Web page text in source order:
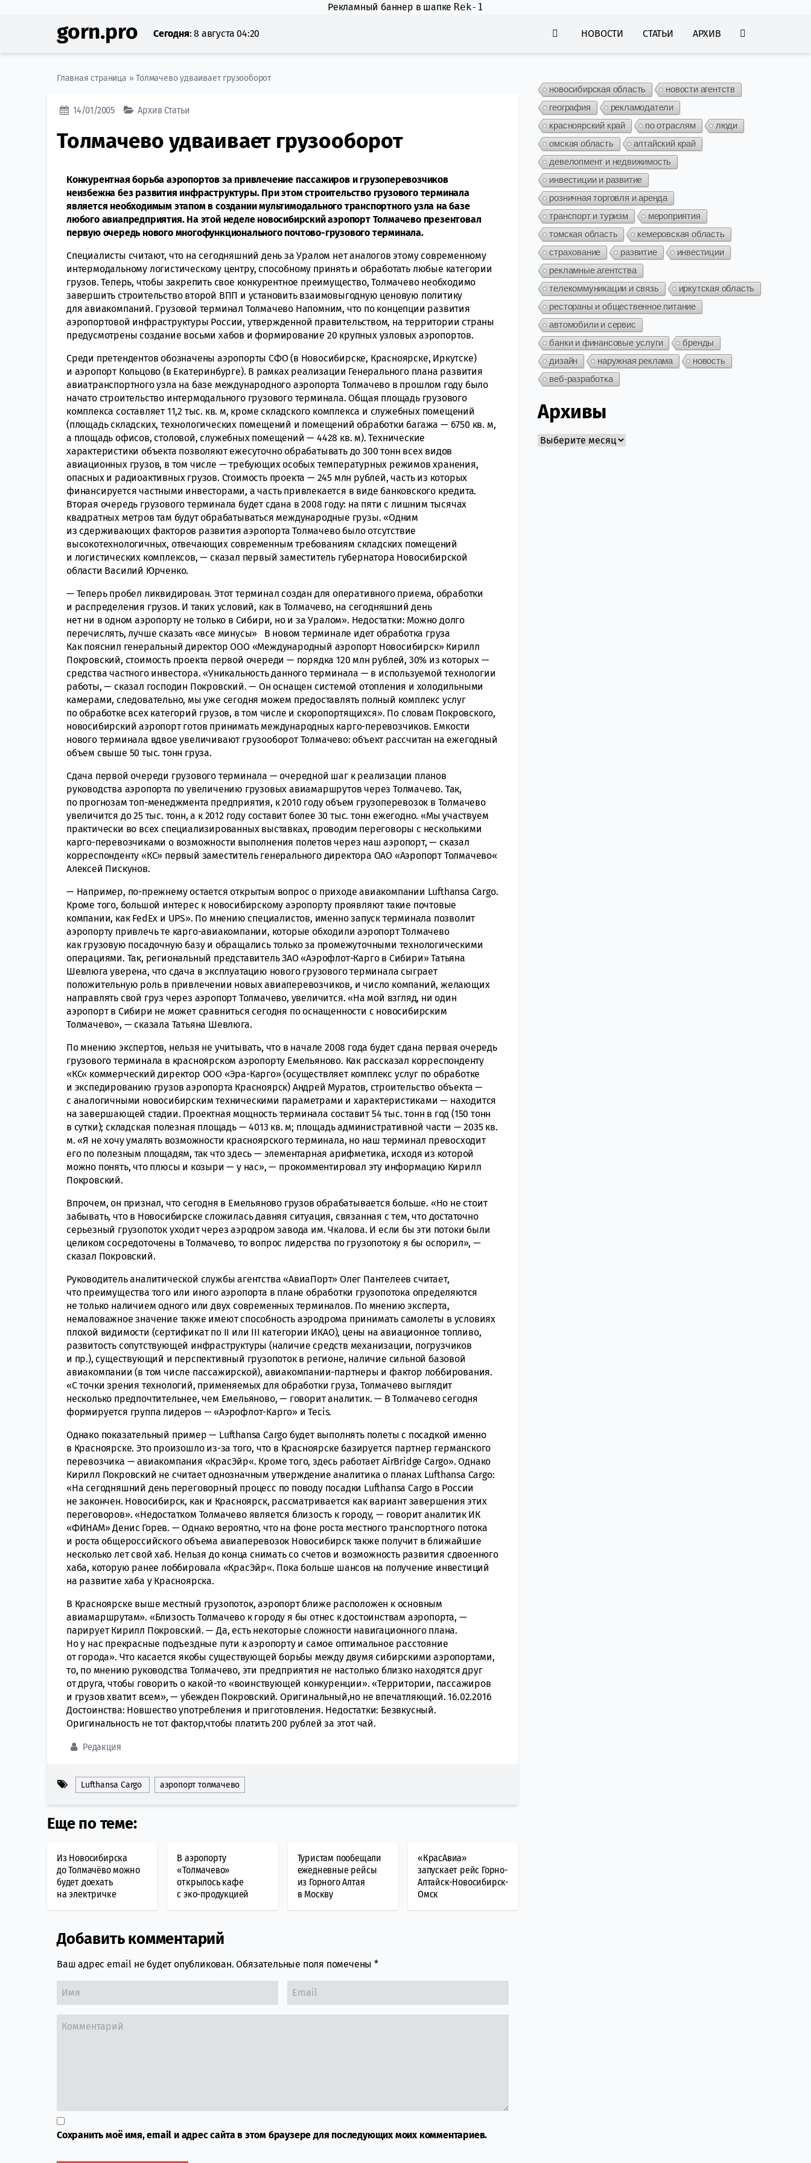
Рекламный баннер в шапке Rek-1
gorn.pro Сегодня: 8 августа 04:20 НОВОСТИ СТАТЬИ АРХИВ
Главная страница »Толмачево удваивает грузооборот
14/01/2005 Архив Статьи
Толмачево удваивает грузооборот
Конкурентная борьба аэропортов за привлечение пассажиров и грузоперевозчиков
неизбежна без развития инфраструктуры. При этом строительство грузового терминала
является необходимым этапом в создании мультимодального транспортного узла на базе
любого авиапредприятия. На этой неделе новосибирский аэропорт Толмачево презентовал
первую очередь нового многофункционального почтово-грузового терминала.
Специалисты считают, что на сегодняшний день за Уралом нет аналогов этому современному
интермодальному логистическому центру, способному принять и обработать любые категории
грузов. Теперь, чтобы закрепить свое конкурентное преимущество, Толмачево необходимо
завершить строительство второй ВПП и установить взаимовыгодную ценовую политику
для авиакомпаний. Грузовой терминал Толмачево Напомним, что по концепции развития
аэропортовой инфраструктуры России, утвержденной правительством, на территории страны
предусмотрены создание восьми хабов и формирование 20 крупных узловых аэропортов.
Среди претендентов обозначены аэропорты СФО (в Новосибирске, Красноярске, Иркутске)
и аэропорт Кольцово (в Екатеринбурге). В рамках реализации Генерального плана развития
авиатранспортного узла на базе международного аэропорта Толмачево в прошлом году было
начато строительство интермодального грузового терминала. Общая площадь грузового
комплекса составляет 11,2 тыс. кв. м, кроме складского комплекса и служебных помещений
(площадь складских, технологических помещений и помещений обработки багажа — 6750 кв. м,
а площадь офисов, столовой, служебных помещений — 4428 кв. м). Технические
характеристики объекта позволяют ежесуточно обрабатывать до 300 тонн всех видов
авиационных грузов, в том числе — требующих особых температурных режимов хранения,
опасных и радиоактивных грузов. Стоимость проекта — 245 млн рублей, часть из которых
финансируется частными инвесторами, а часть привлекается в виде банковского кредита.
Вторая очередь грузового терминала будет сдана в 2008 году: на пяти с лишним тысячах
квадратных метров там будут обрабатываться международные грузы. «Одним
из сдерживающих факторов развития аэропорта Толмачево было отсутствие
высокотехнологичных, отвечающих современным требованиям складских помещений
и логистических комплексов, — сказал первый заместитель губернатора Новосибирской
области Василий Юрченко.
— Теперь пробел ликвидирован. Этот терминал создан для оперативного приема, обработки
и распределения грузов. И таких условий, как в Толмачево, на сегодняшний день
нет ни в одном аэропорту не только в Сибири, но и за Уралом». Недостатки: Можно долго
перечислять, лучше сказать «все минусы» В новом терминале идет обработка груза
Как пояснил генеральный директор ООО «Международный аэропорт Новосибирск» Кирилл
Покровский, стоимость проекта первой очереди — порядка 120 млн рублей, 30% из которых —
средства частного инвестора. «Уникальность данного терминала — в используемой технологии
работы, — сказал господин Покровский. — Он оснащен системой отопления и холодильными
камерами, следовательно, мы уже сегодня можем предоставлять полный комплекс услуг
по обработке всех категорий грузов, в том числе и скоропортящихся». По словам Покровского,
новосибирский аэропорт готов принимать международных карго-перевозчиков. Емкости
нового терминала вдвое увеличивают грузооборот Толмачево: объект рассчитан на ежегодный
объем свыше 50 тыс. тонн груза.
Сдача первой очереди грузового терминала — очередной шаг к реализации планов
руководства аэропорта по увеличению грузовых авиамаршрутов через Толмачево. Так,
по прогнозам топ-менеджмента предприятия, к 2010 году объем грузоперевозок в Толмачево
увеличится до 25 тыс. тонн, а к 2012 году составит более 30 тыс. тонн ежегодно. «Мы участвуем
практически во всех специализированных выставках, проводим переговоры с несколькими
карго-перевозчиками о возможности выполнения полетов через наш аэропорт, — сказал
корреспонденту «КС» первый заместитель генерального директора ОАО «Аэропорт Толмачево«
Алексей Пискунов.
— Например, по-прежнему остается открытым вопрос о приходе авиакомпании Lufthansa Cargо.
Кроме того, большой интерес к новосибирскому аэропорту проявляют такие почтовые
компании, как FedEx и UPS». По мнению специалистов, именно запуск терминала позволит
аэропорту привлечь те карго-авиакомпании, которые обходили аэропорт Толмачево
как грузовую посадочную базу и обращались только за промежуточными технологическими
операциями. Так, региональный представитель ЗАО «Аэрофлот-Карго в Сибири» Татьяна
Шевлюга уверена, что сдача в эксплуатацию нового грузового терминала сыграет
положительную роль в привлечении новых авиаперевозчиков, и число компаний, желающих
направлять свой груз через аэропорт Толмачево, увеличится. «На мой взгляд, ни один
аэропорт в Сибири не может сравниться сегодня по оснащенности с новосибирским
Толмачево», — сказала Татьяна Шевлюга.
По мнению экспертов, нельзя не учитывать, что в начале 2008 года будет сдана первая очередь
грузового терминала в красноярском аэропорту Емельяново. Как рассказал корреспонденту
«КС« коммерческий директор ООО «Эра-Карго» (осуществляет комплекс услуг по обработке
и экспедированию грузов аэропорта Красноярск) Андрей Муратов, строительство объекта —
с аналогичными новосибирским техническими параметрами и характеристиками — находится
на завершающей стадии. Проектная мощность терминала составит 54 тыс. тонн в год (150 тонн
в сутки); складская полезная площадь — 4013 кв. м; площадь административной части — 2035 кв.
м. «Я не хочу умалять возможности красноярского терминала, но наш терминал превосходит
его по полезным площадям, так что здесь — элементарная арифметика, исходя из которой
можно понять, что плюсы и козыри — у нас», — прокомментировал эту информацию Кирилл
Покровский.
Впрочем, он признал, что сегодня в Емельяново грузов обрабатывается больше. «Но не стоит
забывать, что в Новосибирске сложилась давняя ситуация, связанная с тем, что достаточно
серьезный грузопоток уходит через аэродром завода им. Чкалова. И если бы эти потоки были
целиком сосредоточены в Толмачево, то вопрос лидерства по грузопотоку я бы оспорил», —
сказал Покровский.
Руководитель аналитической службы агентства «АвиаПорт» Олег Пантелеев считает,
что преимущества того или иного аэропорта в плане обработки грузопотока определяются
не только наличием одного или двух современных терминалов. По мнению эксперта,
немаловажное значение также имеют способность аэродрома принимать самолеты в условиях
плохой видимости (сертификат по II или III категории ИКАО), цены на авиационное топливо,
развитость сопутствующей инфраструктуры (наличие средств механизации, погрузчиков
и пр.), существующий и перспективный грузопоток в регионе, наличие сильной базовой
авиакомпании (в том числе пассажирской), авиакомпании-партнеры и фактор лоббирования.
«С точки зрения технологий, применяемых для обработки груза, Толмачево выглядит
несколько предпочтительнее, чем Емельяново, — говорит аналитик. — В Толмачево сегодня
формируется группа лидеров — «Аэрофлот-Карго» и Tecis.
Однако показательный пример — Lufthansa Cargo будет выполнять полеты с посадкой именно
в Красноярске. Это произошло из-за того, что в Красноярске базируется партнер германского
перевозчика — авиакомпания «КрасЭйр«. Кроме того, здесь работает AirBridge Cargo». Однако
Кирилл Покровский не считает однозначным утверждение аналитика о планах Lufthansa Cargo:
«На сегодняшний день переговорный процесс по поводу посадки Lufthansa Cargo в России
не закончен. Новосибирск, как и Красноярск, рассматривается как вариант завершения этих
переговоров». «Недостатком Толмачево является близость к городу, — говорит аналитик ИК
«ФИНАМ» Денис Горев. — Однако вероятно, что на фоне роста местного транспортного потока
и роста общероссийского объема авиаперевозок Новосибирск также получит в ближайшие
несколько лет свой хаб. Нельзя до конца снимать со счетов и возможность развития сдвоенного
хаба, которую ранее лоббировала «КрасЭйр«. Пока больше шансов на получение инвестиций
на развитие хаба у Красноярска.
В Красноярске выше местный грузопоток, аэропорт ближе расположен к основным
авиамаршрутам». «Близость Толмачево к городу я бы отнес к достоинствам аэропорта, —
парирует Кирилл Покровский. — Да, есть некоторые сложности навигационного плана.
Но у нас прекрасные подъездные пути к аэропорту и самое оптимальное расстояние
от города». Что касается якобы существующей борьбы между двумя сибирскими аэропортами,
то, по мнению руководства Толмачево, эти предприятия не настолько близко находятся друг
от друга, чтобы говорить о какой-то «воинствующей конкуренции». «Территории, пассажиров
и грузов хватит всем», — убежден Покровский. Оригинальный,но не впечатляющий. 16.02.2016
Достоинства: Новшество употребления и приготовления. Недостатки: Безвкусный.
Оригинальность не тот фактор,чтобы платить 200 рублей за этот чай.
Редакция
Lufthansa Cargo аэропорт толмачево
Еще по теме:
Из Новосибирска
до Толмачёво можно
будет доехать
на электричке
В аэропорту
«Толмачево»
открылось кафе
с эко-продукцией
Туристам пообещали
ежедневные рейсы
из Горного Алтая
в Москву
«КрасАвиа»
запускает рейс Горно-
Алтайск-Новосибирск-
Омск
Comment section
Добавить комментарий
Ваш адрес email не будет опубликован. Обязательные поля помечены*
Сохранить моё имя, email и адрес сайта в этом браузере для последующих моих комментариев.
новосибирская область
новости агентств
география
рекламодатели
красноярский край
по отраслям
люди
омская область
алтайский край
девелопмент и недвижимость
инвестиции и развитие
розничная торговля и аренда
транспорт и туризм
мероприятия
томская область
кемеровская область
страхование
развитие
инвестиции
рекламные агентства
телекоммуникации и связь
иркутская область
рестораны и общественное питание
автомобили и сервис
банки и финансовые услуги
бренды
дизайн
наружная реклама
новость
веб-разработка
Архивы
Архивы